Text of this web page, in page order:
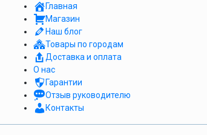
Главная
Магазин
Наш блог
Товары по городам
Доставка и оплата
О нас
Гарантии
Отзыв руководителю
Контакты